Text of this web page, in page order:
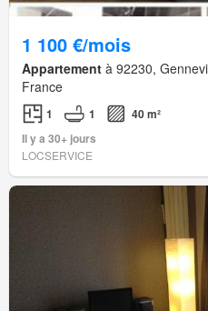
1 100 €/mois
Appartement à 92230,
France
1 1
40 m²
Il y a 30+ jours
LOCSERVICE